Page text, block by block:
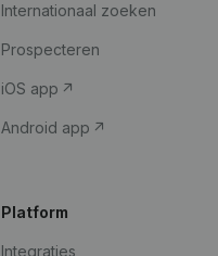
Internationaal zoeken
Prospecteren
iOS app
Android app
Platform
Integraties